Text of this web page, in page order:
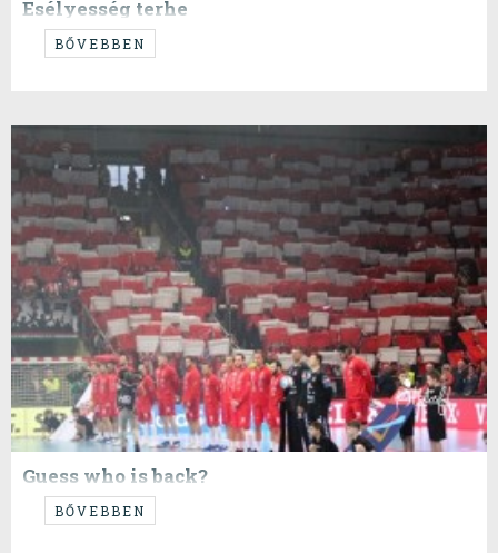
Esélyesség terhe
...van-e?BŐVEBBEN
Guess who is back?
...és egy kis más is...
BŐVEBBEN